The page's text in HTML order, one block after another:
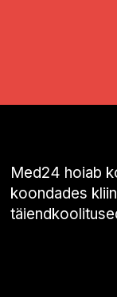
Med24 hoiab
koondades